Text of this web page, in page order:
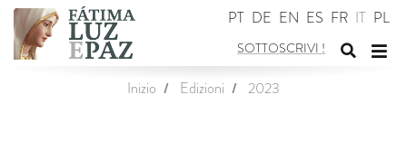
PT DE EN ES FR IT PL
SOTTOSCRIVI !
Inizio Edizioni 2023